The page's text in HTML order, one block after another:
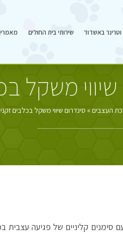
וטרינר באשדוד שירותי בית החולים
משקל
העצבים» סינדרום שיווי משקל בכלבים
סימנים קליניים של פגיעה עצבית